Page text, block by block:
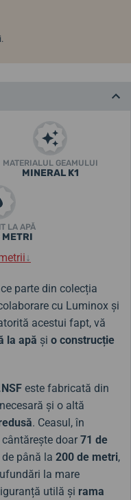
MATERIALUL GEAMULUI
MINERAL K1
LA APĂ
↓
parte din colecția
cu Luminox și
acestui fapt, vă
la apă și o construcție
este fabricată din
și o altă
. Ceasul, în
doar 71 de
de până la 200 de metri,
la mare
utilă și rama